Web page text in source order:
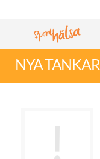
NYA TANKAR